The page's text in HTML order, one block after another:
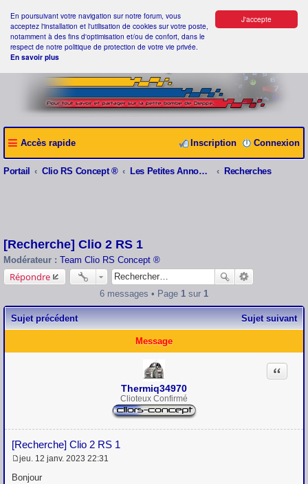
J'accepte
En poursuivant votre navigation sur notre forum, vous
acceptez l'installation et l'utilisation de cookies sur votre poste,
notamment à des fins d'optimisation et/ou de confort, dans le
respect de notre politique de protection de votre vie privée.
En savoir plus
Accès rapide Connexion
Inscription
Portail Clio RS Concept ® Les Petites Annonces Clio RS Concept ® Recherches
[Recherche] Clio 2 RS 1
Modérateur : Team Clio RS Concept ®
Répondre
6 messages • Page 1 sur 1
Sujet précédent Sujet suivant
Message
Thermiq34970
Clioteux Confirmé
[Recherche] Clio 2 RS 1
Citation
e
jeu. 12 janv. 2023 22:31
Bonjour